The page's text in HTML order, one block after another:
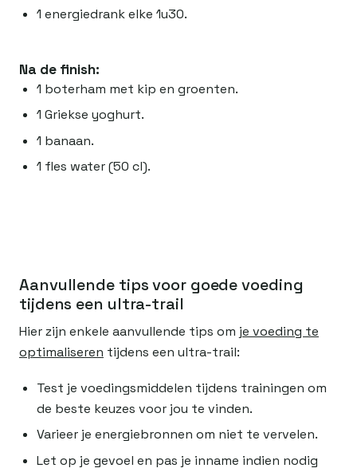
1 energiedrank elke 1u30.
Na de finish:
1 boterham met kip en groenten.
1 Griekse yoghurt.
1 banaan.
1 fles water (50 cl).
Aanvullende tips voor goede voeding
tijdens een ultra-trail
Hier zijn enkele aanvullende tips om je voeding te
optimaliseren tijdens een ultra-trail:
Test je voedingsmiddelen tijdens trainingen om
de beste keuzes voor jou te vinden.
Varieer je energiebronnen om niet te vervelen.
Let op je gevoel en pas je inname indien nodig